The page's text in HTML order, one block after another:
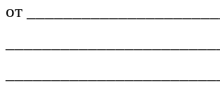
от ______________________